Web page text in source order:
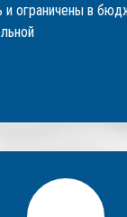
ограничены в